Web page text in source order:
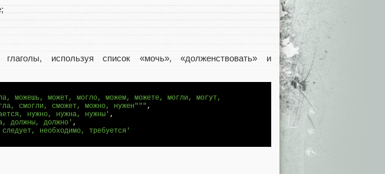
используя список «мочь», «долженствовать» и
можешь, может, могло, можем, можете, могли, могут,
смогли, сможет, можно, нужен"""
,
нужно, нужна, нужны' ,
должны, должно' ,
необходимо, требуется'